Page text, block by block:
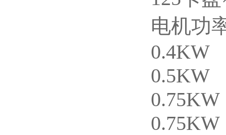
电机功
0.4KW
0.5KW
0.75KW
0.75KW